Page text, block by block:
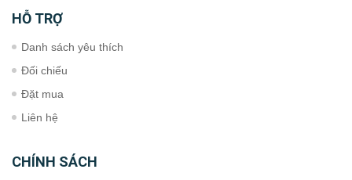
HỖ TRỢ
Danh sách yêu thích
Đối chiếu
Đặt mua
Liên hệ
CHÍNH SÁCH